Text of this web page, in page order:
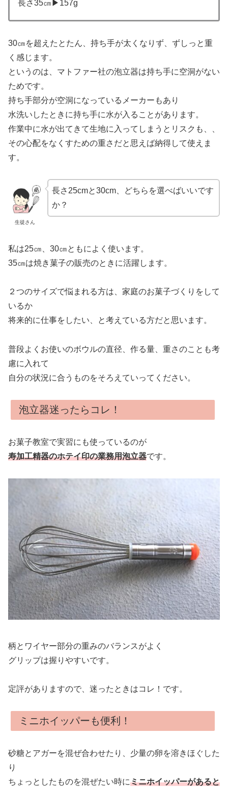
長さ35㎝▶157g
30㎝を超えたとたん、持ち手が太くなりず、ずしっと重
く感じます。
というのは、マトファー社の泡立器は持ち手に空洞がない
ためです。
持ち手部分が空洞になっているメーカーもあり
水洗いしたときに持ち手に水が入ることがあります。
作業中に水が出てきて生地に入ってしまうとリスクも、、
その心配をなくすための重さだと思えば納得して使えま
す。
生徒さん
長さ25cmと30cm、どちらを選べばいいです
か？
私は25㎝、30㎝ともによく使います。
35㎝は焼き菓子の販売のときに活躍します。
２つのサイズで悩まれる方は、家庭のお菓子づくりをして
いるか
将来的に仕事をしたい、と考えている方だと思います。
普段よくお使いのボウルの直径、作る量、重さのことも考
慮に入れて
自分の状況に合うものをそろえていってください。
泡立器迷ったらコレ！
お菓子教室で実習にも使っているのが
寿加工精器のホテイ印の業務用泡立器です。
柄とワイヤー部分の重みのバランスがよく
グリップは握りやすいです。
定評がありますので、迷ったときはコレ！です。
ミニホイッパーも便利！
砂糖とアガーを混ぜ合わせたり、少量の卵を溶きほぐした
り
ちょっとしたものを混ぜたい時にミニホイッパーがあると